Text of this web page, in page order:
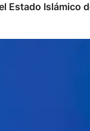
Islámico